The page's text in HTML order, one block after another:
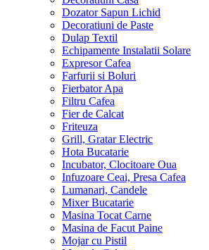
Dozator Sapun Lichid
Decoratiuni de Paste
Dulap Textil
Echipamente Instalatii Solare
Expresor Cafea
Farfurii si Boluri
Fierbator Apa
Filtru Cafea
Fier de Calcat
Friteuza
Grill, Gratar Electric
Hota Bucatarie
Incubator, Clocitoare Oua
Infuzoare Ceai, Presa Cafea
Lumanari, Candele
Mixer Bucatarie
Masina Tocat Carne
Masina de Facut Paine
Mojar cu Pistil